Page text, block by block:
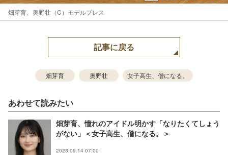
畑芽育、奥野壮（C）モデルプレス
記事に戻る
畑芽育 奥野壮 女子高生、僧になる。
あわせて読みたい
畑芽育、憧れのアイドル明かす「なりたくてしょう
がない」＜女子高生、僧になる。＞
2023.09.14 07:00